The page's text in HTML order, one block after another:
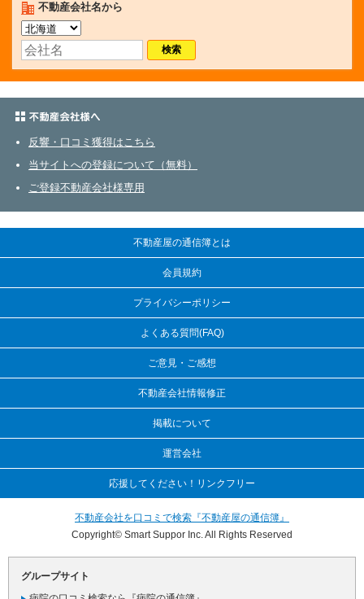
不動産会社名から
反響・口コミ獲得はこちら
当サイトへの登録について（無料）
ご登録不動産会社様専用
不動産屋の通信簿とは
会員規約
プライバシーポリシー
よくある質問(FAQ)
ご意見・ご感想
不動産会社情報修正
掲載について
運営会社
応援してください！リンクフリー
不動産会社を口コミで検索『不動産屋の通信簿』
Copyright© Smart Suppor Inc. All Rights Reserved
グループサイト